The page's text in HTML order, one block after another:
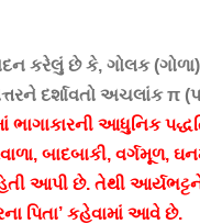
કરેલું છે કે, ગોલક
દર્શાવતો અચલાંક π
ભાગાકારની આધુનિક
બાદબાકી, વર્ગમૂળ,
આપી છે. તેથી
પિતા’ કહેવામાં આવે છે.